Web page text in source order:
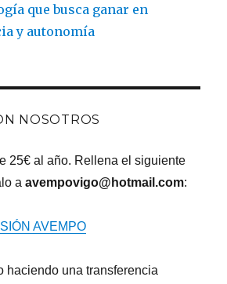
que busca ganar en
y autonomía
NOSOTROS
25€ al año. Rellena el siguiente
aavempovigo@hotmail.com:
AVEMPO
haciendo una transferencia